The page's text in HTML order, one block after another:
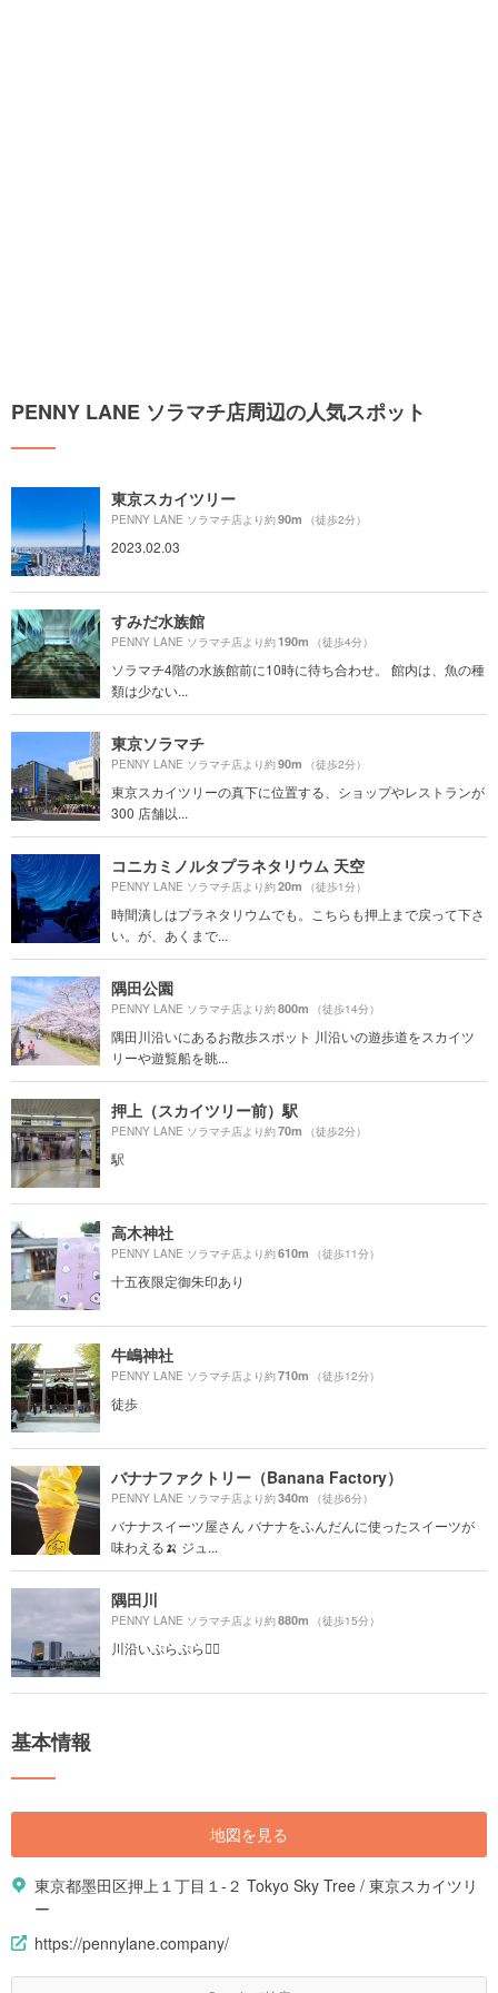
PENNY LANE ソラマチ店周辺の人気スポット
東京スカイツリー
PENNY LANE ソラマチ店より約90m （徒歩2分）
2023.02.03
すみだ水族館
PENNY LANE ソラマチ店より約190m （徒歩4分）
ソラマチ4階の水族館前に10時に待ち合わせ。 館内は、魚の種
類は少ない...
東京ソラマチ
PENNY LANE ソラマチ店より約90m （徒歩2分）
東京スカイツリーの真下に位置する、ショップやレストランが
300 店舗以...
コニカミノルタプラネタリウム 天空
PENNY LANE ソラマチ店より約20m （徒歩1分）
時間潰しはプラネタリウムでも。こちらも押上まで戻って下さ
い。が、あくまで...
隅田公園
PENNY LANE ソラマチ店より約800m （徒歩14分）
隅田川沿いにあるお散歩スポット 川沿いの遊歩道をスカイツ
リーや遊覧船を眺...
押上（スカイツリー前）駅
PENNY LANE ソラマチ店より約70m （徒歩2分）
駅
高木神社
PENNY LANE ソラマチ店より約610m （徒歩11分）
十五夜限定御朱印あり
牛嶋神社
PENNY LANE ソラマチ店より約710m （徒歩12分）
徒歩
バナナファクトリー（Banana Factory）
PENNY LANE ソラマチ店より約340m （徒歩6分）
バナナスイーツ屋さん バナナをふんだんに使ったスイーツが
味わえる🍌 ジュ...
隅田川
PENNY LANE ソラマチ店より約880m （徒歩15分）
川沿いぷらぷら🚶‍♂️
基本情報
地図を見る
東京都墨田区押上１丁目１-２ Tokyo Sky Tree / 東京スカイツリ
ー
https://pennylane.company/